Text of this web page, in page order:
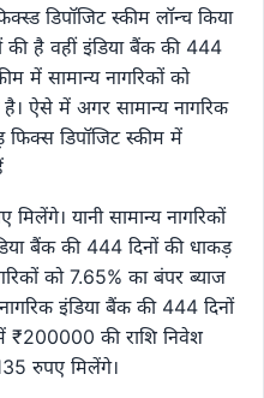
डिपॉजिट स्कीम लॉन्च किया
है वहीं इंडिया बैंक की 444
में सामान्य नागरिकों को
है। ऐसे में अगर सामान्य नागरिक
फिक्स डिपॉजिट स्कीम में
यानी सामान्य नागरिकों
बैंक की 444 दिनों की धाकड़
को 7.65% का बंपर ब्याज
इंडिया बैंक की 444 दिनों
₹200000 की राशि निवेश
रुपए मिलेंगे।